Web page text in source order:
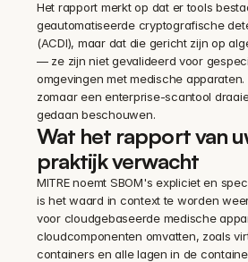
Het rapport merkt op dat er tools
geautomatiseerde cryptografische
(ACDI), maar dat die gericht zijn op
— ze zijn niet gevalideerd voor
omgevingen met medische
zomaar een enterprise-scantool
gedaan beschouwen.
Wat het rapport van
praktijk verwacht
MITRE noemt SBOM's expliciet en
is het waard in context te worden
voor cloudgebaseerde medische
cloudcomponenten omvatten, zoals
containers en alle lagen in de